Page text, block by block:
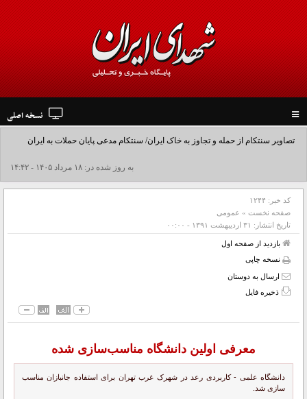
navigation
نسخه اصلی
تصاویر سنتکام از حمله و تجاوز به خاک ایران/ سنتکام مدعی پایان حملات به ایران
شد+فیلم به روز شده در: ۱۸ مرداد ۱۴۰۵ - ۱۴:۴۲
کد خبر: ۱۲۴۴
صفحه نخست » عمومی
تاریخ انتشار: ۳۱ ارديبهشت ۱۳۹۱ - ۰۰:۰۰
بازدید از صفحه اول
نسخه چاپی
ارسال به دوستان
ذخیره فایل
معرفی اولین دانشگاه مناسب‌سازی شده
دانشگاه علمی - کاربردی رعد در شهرک غرب تهران برای استفاده جانبازان مناسب
سازی شد.